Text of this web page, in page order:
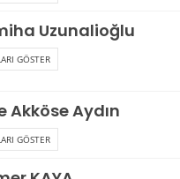
Uzunalioğlu
GÖSTER
Akköse Aydın
GÖSTER